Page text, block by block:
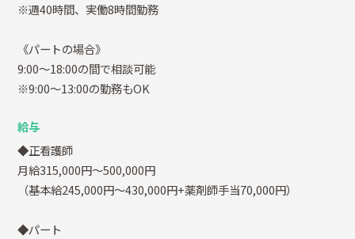
※週40時間、実働8時間勤務
《パートの場合》
9:00～18:00の間で相談可能
※9:00～13:00の勤務もOK
給与
◆正看護師
月給315,000円～500,000円
（基本給245,000円～430,000円+薬剤師手当70,000円）
◆パート